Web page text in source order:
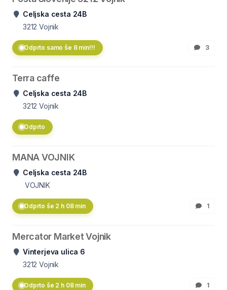
Celjska cesta 24B
3212 Vojnik
Odprto samo še 8 min!!! 3
Terra caffe
Celjska cesta 24B
3212 Vojnik
Odprto
MANA VOJNIK
Celjska cesta 24B
VOJNIK
Odprto še 2 h 08 min 1
Mercator Market Vojnik
Vinterjeva ulica 6
3212 Vojnik
Odprto še 2 h 08 min 1